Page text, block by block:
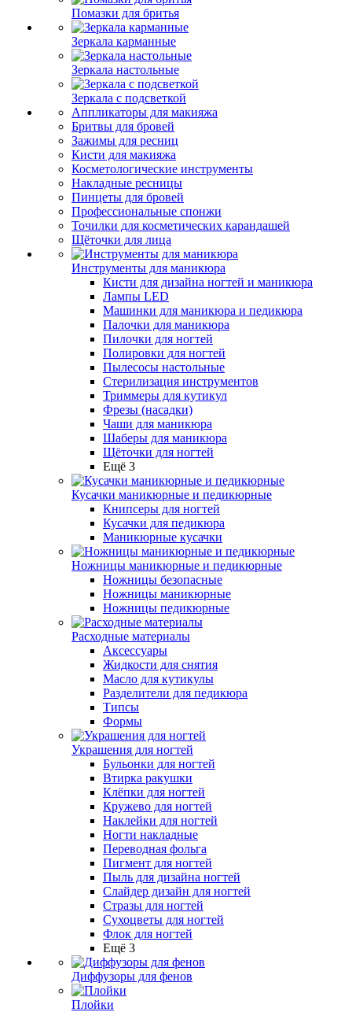
Помазки для бритья
Зеркала карманные
Зеркала настольные
Зеркала с подсветкой
Аппликаторы для макияжа
Бритвы для бровей
Зажимы для ресниц
Кисти для макияжа
Косметологические инструменты
Накладные ресницы
Пинцеты для бровей
Профессиональные спонжи
Точилки для косметических карандашей
Щёточки для лица
Инструменты для маникюра
Кисти для дизайна ногтей и маникюра
Лампы LED
Машинки для маникюра и педикюра
Палочки для маникюра
Пилочки для ногтей
Полировки для ногтей
Пылесосы настольные
Стерилизация инструментов
Триммеры для кутикул
Фрезы (насадки)
Чаши для маникюра
Шаберы для маникюра
Щёточки для ногтей
Ещё 3
Кусачки маникюрные и педикюрные
Книпсеры для ногтей
Кусачки для педикюра
Маникюрные кусачки
Ножницы маникюрные и педикюрные
Ножницы безопасные
Ножницы маникюрные
Ножницы педикюрные
Расходные материалы
Аксессуары
Жидкости для снятия
Масло для кутикулы
Разделители для педикюра
Типсы
Формы
Украшения для ногтей
Бульонки для ногтей
Втирка ракушки
Клёпки для ногтей
Кружево для ногтей
Наклейки для ногтей
Ногти накладные
Переводная фольга
Пигмент для ногтей
Пыль для дизайна ногтей
Слайдер дизайн для ногтей
Стразы для ногтей
Сухоцветы для ногтей
Флок для ногтей
Ещё 3
Диффузоры для фенов
Плойки